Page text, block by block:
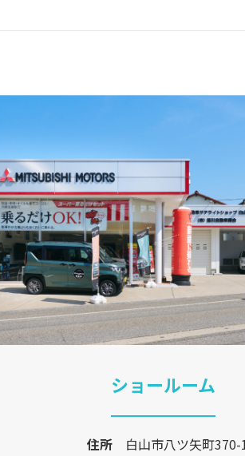
ショールーム
住所
白山市八ツ矢町370-